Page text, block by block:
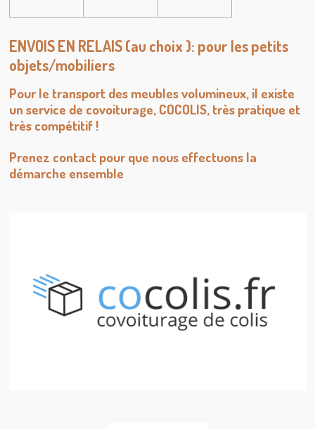
ENVOIS EN RELAIS (au choix ): pour les petits
objets/mobiliers
Pour le transport des meubles volumineux, il existe
un service de covoiturage, COCOLIS, très pratique et
très compétitif !
Prenez contact pour que nous effectuons la
démarche ensemble